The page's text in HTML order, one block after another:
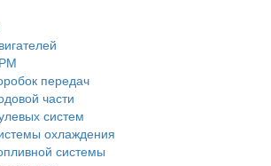
передач
части
систем
охлаждения
системы